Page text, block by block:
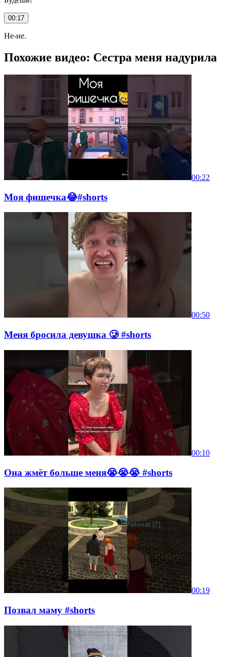
00:17
Не-не.
Похожие видео: Сестра меня надурила
00:22
Моя фишечка😂#shorts
00:50
Меня бросила девушка 🥲 #shorts
00:10
Она жмёт больше меня😭😭😭 #shorts
00:19
Позвал маму #shorts